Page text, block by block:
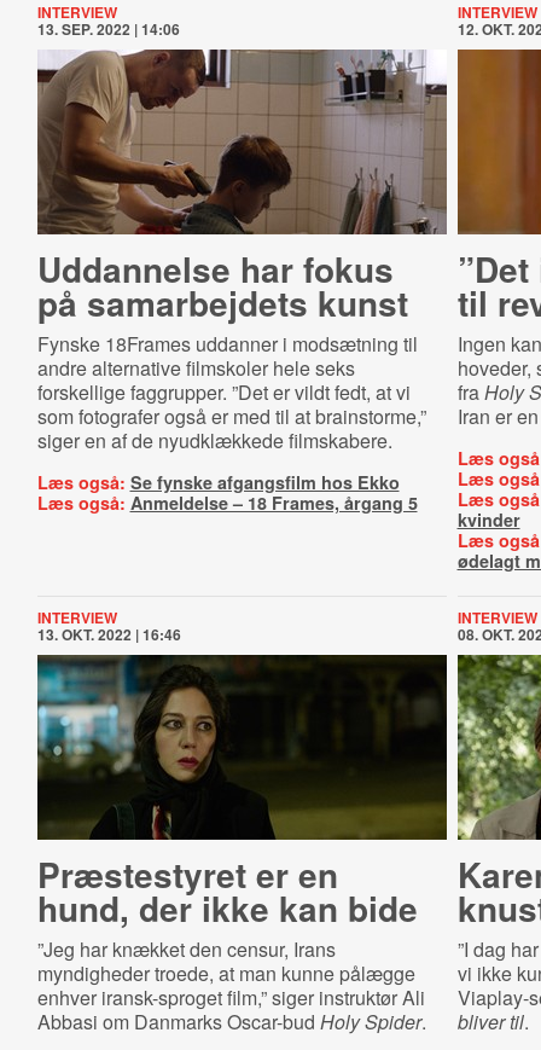
INTERVIEW
13. SEP. 2022 | 14:06
Uddannelse har fokus
på samarbejdets kunst
Fynske 18Frames uddanner i modsætning til
andre alternative filmskoler hele seks
forskellige faggrupper. ”Det er vildt fedt, at vi
som fotografer også er med til at brainstorme,”
siger en af de nyudklækkede filmskabere.
Læs også: Se fynske afgangsfilm hos Ekko
Læs også: Anmeldelse – 18 Frames, årgang 5
INTERVIEW
12. OKT.
til
Ingen
hoveder,
fraHoly
Iran er
Læs
Læs
Læs
kvinder
Læs
ødelagt
INTERVIEW
13. OKT. 2022 | 16:46
Præstestyret er en
hund, der ikke kan bide
”Jeg har knækket den censur, Irans
myndigheder troede, at man kunne pålægge
enhver iransk-sproget film,” siger instruktør Ali
Abbasi om Danmarks Oscar-bud Holy Spider.
INTERVIEW
08. OKT.
”I dag
vi ikke
Viaplay-
bliver til.